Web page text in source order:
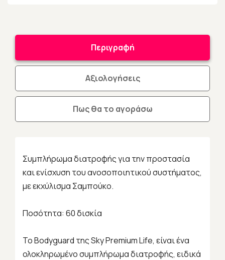
Περιγραφή
Αξιολογήσεις
Πως θα το αγοράσω
Συμπλήρωμα διατροφής για την προστασία
και ενίσχυση του ανοσοποιητικού συστήματος,
με εκχύλισμα Σαμπούκο.
Ποσότητα: 60 δισκία
ΤοBodyguard τηςSkyPremiumLife, είναι ένα
ολοκληρωμένο συμπλήρωμα διατροφής, ειδικά